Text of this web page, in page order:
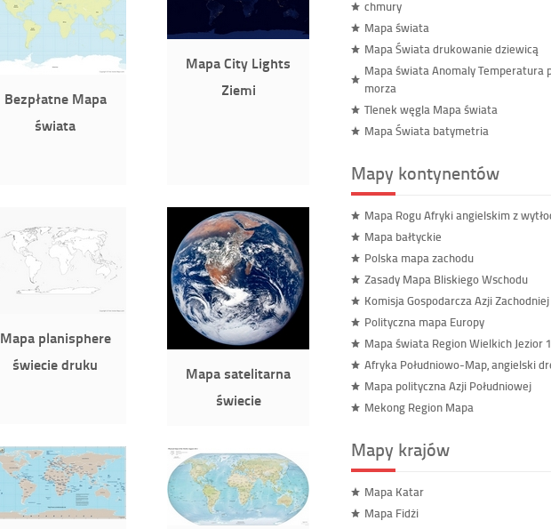
Bezpłatne Mapa
świata
Mapa City Lights
Ziemi
Mapa planisphere
świecie druku
Mapa satelitarna
świecie
chmury
Mapa świata
Mapa Świata drukowanie dziewicą
Mapa świata Anomaly Temperatura
morza
Tlenek węgla Mapa świata
Mapa Świata batymetria
Mapy kontynentów
Mapa Rogu Afryki angielskim z
Mapa bałtyckie
Polska mapa zachodu
Zasady Mapa Bliskiego Wschodu
Komisja Gospodarcza Azji Zachodniej
Polityczna mapa Europy
Mapa świata Region Wielkich Jezior
Afryka Południowo-Map, angielski
Mapa polityczna Azji Południowej
Mekong Region Mapa
Mapy krajów
Mapa Katar
Mapa Fidżi